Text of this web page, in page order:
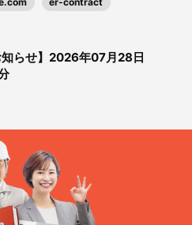
知らせ】2026年07月28日